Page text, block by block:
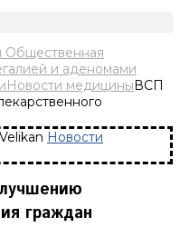
Общественная
и аденомами
Новости медициныВСП
Новости
граждан